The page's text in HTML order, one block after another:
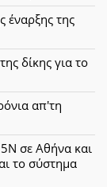
έναρξης της
δίκης για το
απ'τη
σε Αθήνα και
το σύστημα